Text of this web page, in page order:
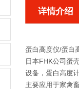
详情介绍
蛋白高度仪/蛋白
日本FHK公司蛋
设备，蛋白高度
主要应用于家禽